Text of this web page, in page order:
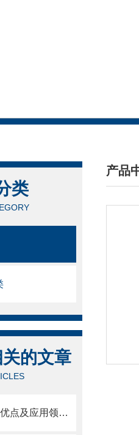
类
的文章
简述糖化血红蛋柱管的优点及应用领域分享
产品
/